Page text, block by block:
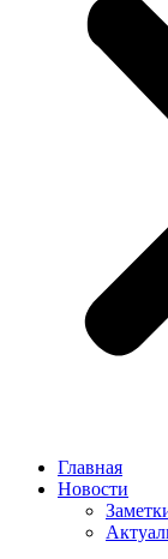
Главная
Новости